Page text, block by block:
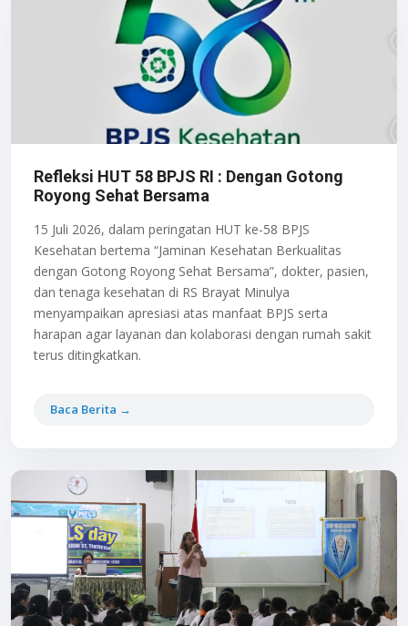
Refleksi HUT 58 BPJS RI : Dengan Gotong
Royong Sehat Bersama
15 Juli 2026, dalam peringatan HUT ke-58 BPJS
Kesehatan bertema “Jaminan Kesehatan Berkualitas
dengan Gotong Royong Sehat Bersama”, dokter, pasien,
dan tenaga kesehatan di RS Brayat Minulya
menyampaikan apresiasi atas manfaat BPJS serta
harapan agar layanan dan kolaborasi dengan rumah sakit
terus ditingkatkan.
Baca Berita →